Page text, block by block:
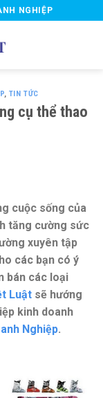
NGHIỆP
, TIN TỨC
cụ thể thao
cuộc sống của
tăng cường sức
xuyên tập
các bạn có ý
bán các loại
Luật sẽ hướng
kinh doanh
Nghiệp.